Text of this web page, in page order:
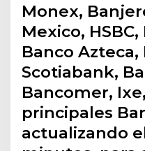
Monex,
Mexico,
Banco Azteca,
Scotiabank,
Bancomer,
principales
actualizando